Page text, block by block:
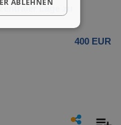
Lage zu
400 EUR
ABLEHNEN